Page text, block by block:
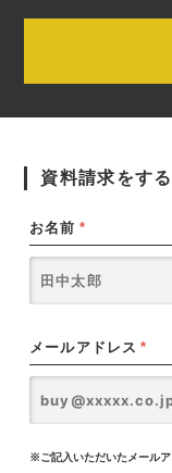
資料請求をする
お名前 *
メールアドレス *
※ご記入いただいたメール